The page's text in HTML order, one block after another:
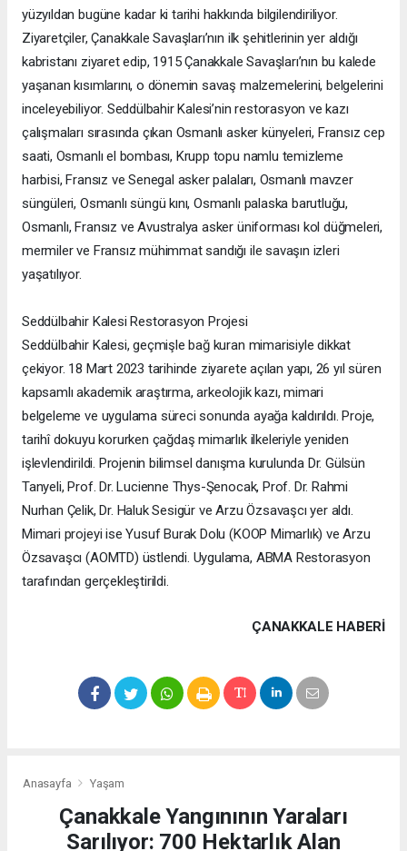
yüzyıldan bugüne kadar ki tarihi hakkında bilgilendiriliyor.
Ziyaretçiler, Çanakkale Savaşları’nın ilk şehitlerinin yer aldığı
kabristanı ziyaret edip, 1915 Çanakkale Savaşları’nın bu kalede
yaşanan kısımlarını, o dönemin savaş malzemelerini, belgelerini
inceleyebiliyor. Seddülbahir Kalesi’nin restorasyon ve kazı
çalışmaları sırasında çıkan Osmanlı asker künyeleri, Fransız cep
saati, Osmanlı el bombası, Krupp topu namlu temizleme
harbisi, Fransız ve Senegal asker palaları, Osmanlı mavzer
süngüleri, Osmanlı süngü kını, Osmanlı palaska barutluğu,
Osmanlı, Fransız ve Avustralya asker üniforması kol düğmeleri,
mermiler ve Fransız mühimmat sandığı ile savaşın izleri
yaşatılıyor.
Seddülbahir Kalesi Restorasyon Projesi
Seddülbahir Kalesi, geçmişle bağ kuran mimarisiyle dikkat
çekiyor. 18 Mart 2023 tarihinde ziyarete açılan yapı, 26 yıl süren
kapsamlı akademik araştırma, arkeolojik kazı, mimari
belgeleme ve uygulama süreci sonunda ayağa kaldırıldı. Proje,
tarihî dokuyu korurken çağdaş mimarlık ilkeleriyle yeniden
işlevlendirildi. Projenin bilimsel danışma kurulunda Dr. Gülsün
Tanyeli, Prof. Dr. Lucienne Thys-Şenocak, Prof. Dr. Rahmi
Nurhan Çelik, Dr. Haluk Sesigür ve Arzu Özsavaşcı yer aldı.
Mimari projeyi ise Yusuf Burak Dolu (KOOP Mimarlık) ve Arzu
Özsavaşcı (AOMTD) üstlendi. Uygulama, ABMA Restorasyon
tarafından gerçekleştirildi.
ÇANAKKALE HABERİ
Anasayfa Yaşam
Çanakkale Yangınının Yaraları
Sarılıyor: 700 Hektarlık Alan